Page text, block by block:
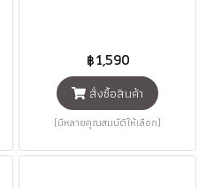
฿1,590
สั่งซื้อสินค้า
(มีหลายคุณสมบัติให้เลือก)